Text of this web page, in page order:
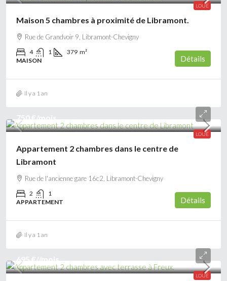
LOUÉ
Maison 5 chambres à proximité de Libramont.
Rue de Grandvoir 9, Libramont-Chevigny
4 1 379 m²
MAISON
Détails
il y a 1 an
LOUÉ
750 €/mois
Appartement 2 chambres dans le centre de
Libramont
Rue de l'ancienne gare 16c2, Libramont-Chevigny
2
1
APPARTEMENT
Détails
il y a 1 an
LOUÉ
695 €//mois